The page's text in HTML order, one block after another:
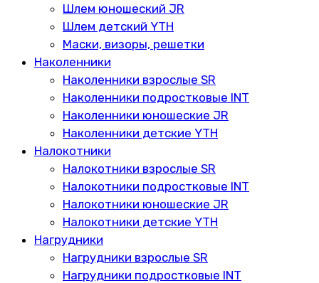
Шлем юношеский JR
Шлем детский YTH
Маски, визоры, решетки
Наколенники
Наколенники взрослые SR
Наколенники подростковые INT
Наколенники юношеские JR
Наколенники детские YTH
Налокотники
Налокотники взрослые SR
Налокотники подростковые INT
Налокотники юношеские JR
Налокотники детские YTH
Нагрудники
Нагрудники взрослые SR
Нагрудники подростковые INT